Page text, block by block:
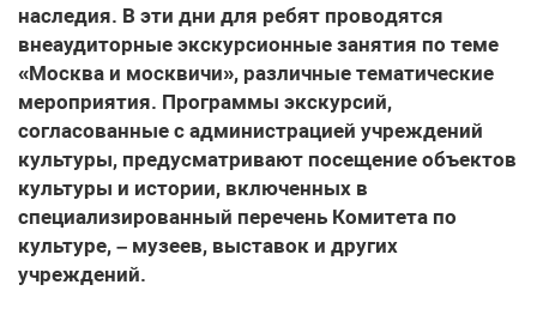
наследия. В эти дни для ребят проводятся
внеаудиторные экскурсионные занятия по теме
«Москва и москвичи», различные тематические
мероприятия. Программы экскурсий,
согласованные с администрацией учреждений
культуры, предусматривают посещение объектов
культуры и истории, включенных в
специализированный перечень Комитета по
культуре, – музеев, выставок и других
учреждений.